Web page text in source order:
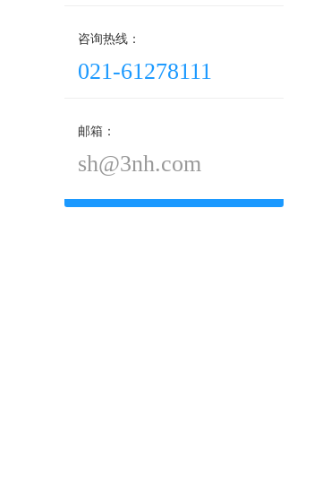
咨询热线：
021-61278111
邮箱：
sh@3nh.com